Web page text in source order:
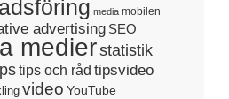
media mobilen
advertising SEO
medierstatistik
tips och råd tipsvideo
video YouTube